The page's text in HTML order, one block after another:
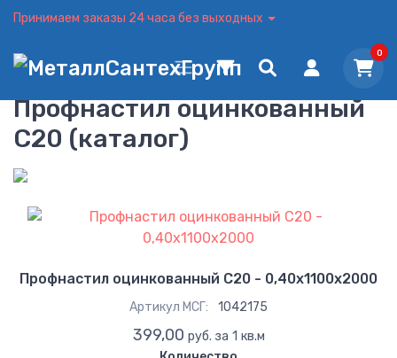
Принимаем заказы 24 часа без выходных
0
Профнастил оцинкованный
С20 (каталог)
Профнастил оцинкованный С20 - 0,40x1100x2000
Артикул МСГ: 1042175
399,00 руб. за 1 кв.м